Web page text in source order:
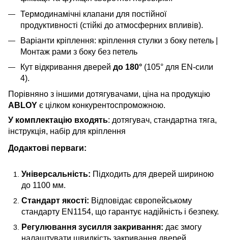
Термодинамічні клапани для постійної
продуктивності (стійкі до атмосферних впливів).
Варіанти кріплення: кріплення стулки з боку петель |
Монтаж рами з боку без петель
Кут відкривання дверей до 180° (105° для EN-сили
4).
Порівняно з іншими дотягувачами, ціна на продукцію
ABLOY є цілком конкурентоспроможною.
У комплектацію входять: дотягувач, стандартна тяга,
інструкція, набір для кріплення
Додактові перваги:
Універсальність: Підходить для дверей шириною
до 1100 мм.
Стандарт якості: Відповідає європейському
стандарту EN1154, що гарантує надійність і безпеку.
Регулювання зусилля закривання: дає змогу